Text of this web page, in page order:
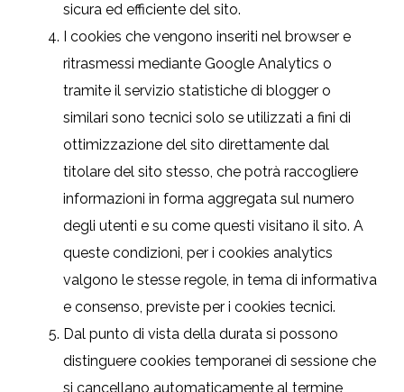
sicura ed efficiente del sito.
I cookies che vengono inseriti nel browser e
ritrasmessi mediante Google Analytics o
tramite il servizio statistiche di blogger o
similari sono tecnici solo se utilizzati a fini di
ottimizzazione del sito direttamente dal
titolare del sito stesso, che potrà raccogliere
informazioni in forma aggregata sul numero
degli utenti e su come questi visitano il sito. A
queste condizioni, per i cookies analytics
valgono le stesse regole, in tema di informativa
e consenso, previste per i cookies tecnici.
Dal punto di vista della durata si possono
distinguere cookies temporanei di sessione che
si cancellano automaticamente al termine